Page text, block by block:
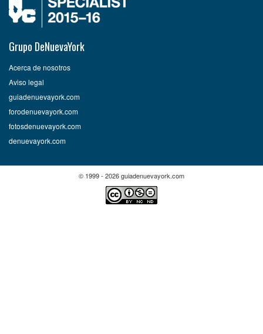
Grupo DeNuevaYork
Acerca de nosotros
Aviso legal
guiadenuevayork.com
forodenuevayork.com
fotosdenuevayork.com
denuevayork.com
© 1999 - 2026 guiadenuevayork.com